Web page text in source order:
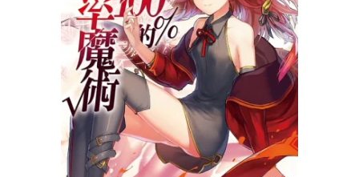
居家生活 3C家電 運動休閒 親子玩具
男裝 化妝保養 情趣用品
日本購物 電子/紙本書
HOT